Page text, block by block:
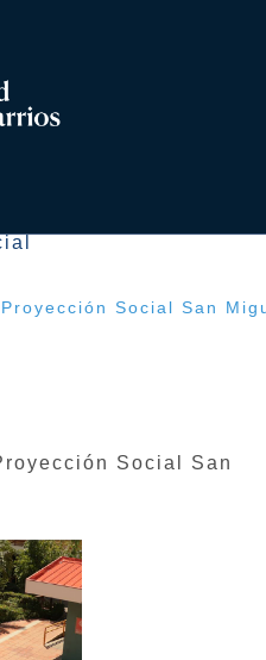
Social San
Social San